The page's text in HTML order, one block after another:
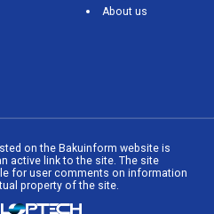
About us
on the Bakuinform website is
active link to the site. The site
for user comments on information
property of the site.